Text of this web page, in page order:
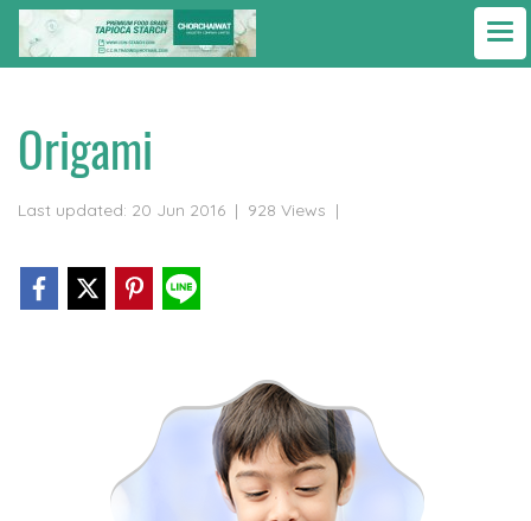
Origami
Last updated: 20 Jun 2016 | 928 Views |